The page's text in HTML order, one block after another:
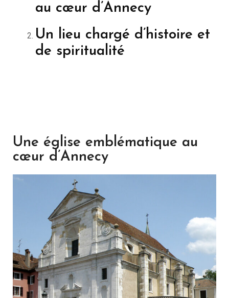
au cœur d’Annecy
Un lieu chargé d’histoire et
de spiritualité
Une église emblématique au
cœur d’Annecy